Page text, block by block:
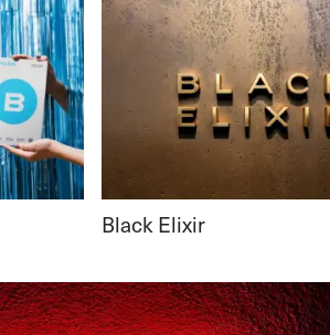
Black Elixir